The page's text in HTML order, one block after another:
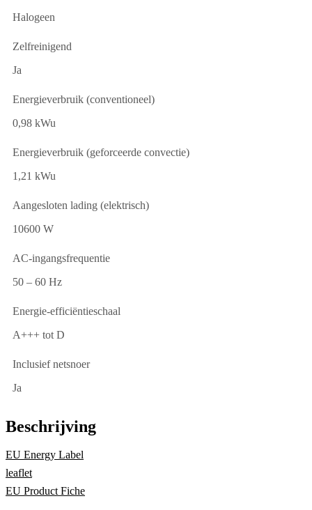
Halogeen
Zelfreinigend
Ja
Energieverbruik (conventioneel)
0,98 kWu
Energieverbruik (geforceerde convectie)
1,21 kWu
Aangesloten lading (elektrisch)
10600 W
AC-ingangsfrequentie
50 – 60 Hz
Energie-efficiëntieschaal
A+++ tot D
Inclusief netsnoer
Ja
Beschrijving
EU Energy Label
leaflet
EU Product Fiche